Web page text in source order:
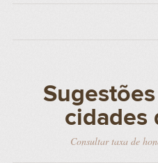
cidades
Consultar taxa de